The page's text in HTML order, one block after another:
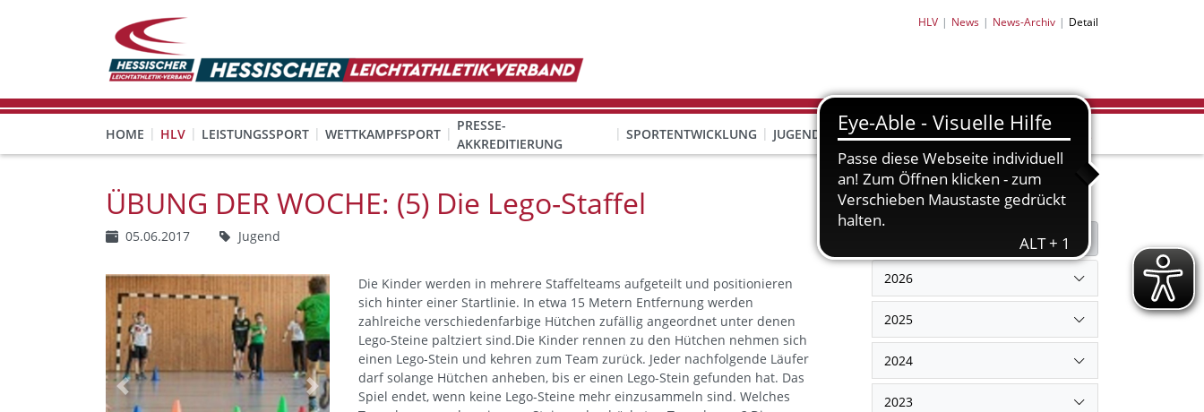
HLV News News-Archiv Detail
HOME HLV LEISTUNGSSPORT WETTKAMPFSPORT
PRESSE-
AKKREDITIERUNG
SPORTENTWICKLUNG JUGEND BILDUNG
HLV-
PARTNER
HLV-
SHOP
ÜBUNG DER WOCHE: (5) Die Lego-Staffel
05.06.2017 Jugend
Previous Next
Die Kinder werden in mehrere Staffelteams aufgeteilt und positionieren
sich hinter einer Startlinie. In etwa 15 Metern Entfernung werden
zahlreiche verschiedenfarbige Hütchen zufällig angeordnet unter denen
Lego-Steine paltziert sind.Die Kinder rennen zu den Hütchen nehmen sich
einen Lego-Stein und kehren zum Team zurück. Jeder nachfolgende Läufer
darf solange Hütchen anheben, bis er einen Lego-Stein gefunden hat. Das
Spiel endet, wenn keine Lego-Steine mehr einzusammeln sind. Welches
Filter
2026
2025
2024
2023